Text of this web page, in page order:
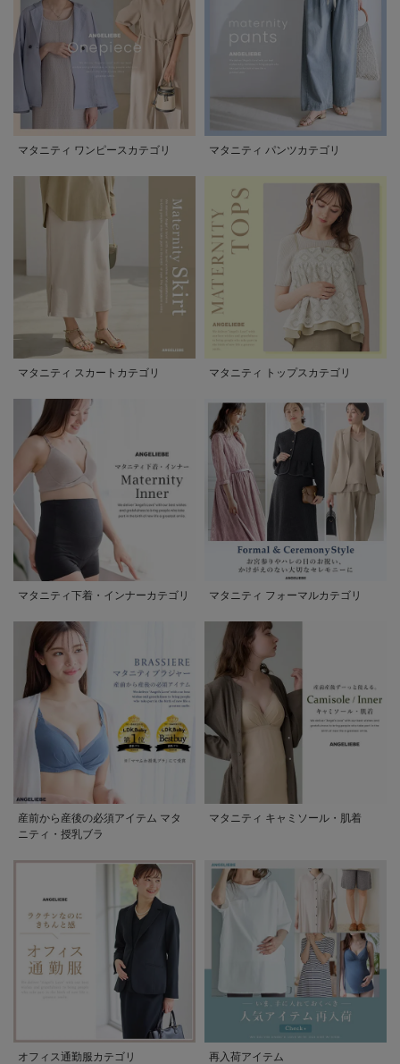
マタニティ ワンピースカテゴリ マタニティ パンツカテゴリ
マタニティ スカートカテゴリ マタニティ トップスカテゴリ
マタニティ下着・インナーカテゴリ マタニティ フォーマルカテゴリ
産前から産後の必須アイテム マタ
ニティ・授乳ブラ
マタニティ キャミソール・肌着
オフィス通勤服カテゴリ 再入荷アイテム